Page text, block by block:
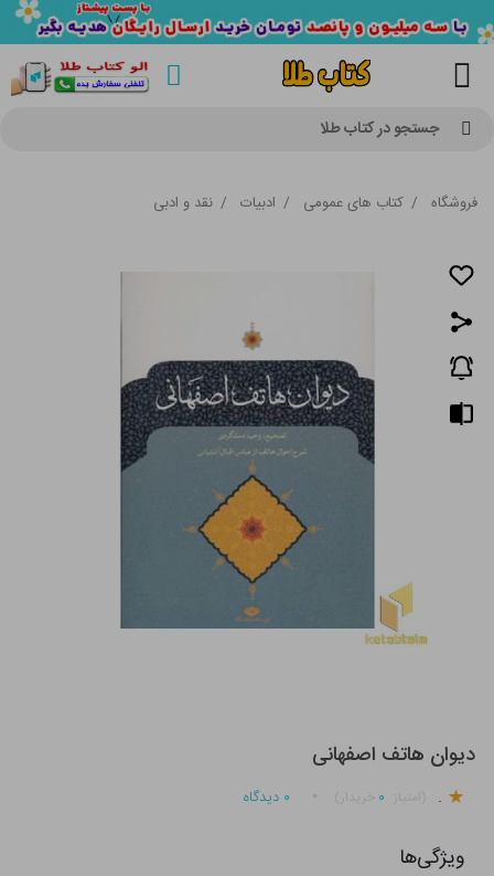
جستجو در کتاب طلا
فروشگاه / کتاب های عمومی / ادبیات / نقد و ادبی
دیوان هاتف اصفهانی
. ۰ ۰ دیدگاه
ویژگی‌ها